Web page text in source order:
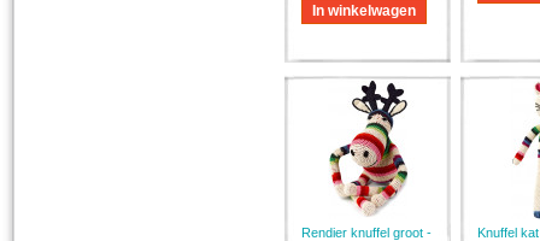
In winkelwagen
Rendier knuffel groot -
Knuffel